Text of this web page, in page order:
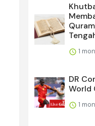
1
DR
World
1